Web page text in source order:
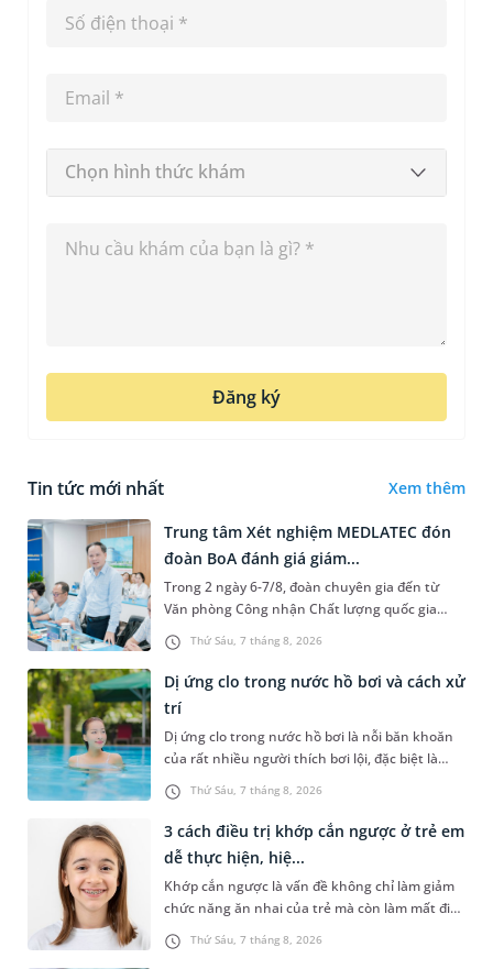
Chọn hình thức khám
Đăng ký
Tin tức mới nhất Xem thêm
Thứ Sáu, 7 tháng 8, 2026
Trung tâm Xét nghiệm MEDLATEC đón
đoàn BoA đánh giá giám...
Trong 2 ngày 6-7/8, đoàn chuyên gia đến từ
Văn phòng Công nhận Chất lượng quốc gia
(BoA) đã ghi nhận và đánh giá cao nỗ lực duy trì
hệ thống quản lý chất lượ...
Thứ Sáu, 7 tháng 8, 2026
Dị ứng clo trong nước hồ bơi và cách xử
trí
Dị ứng clo trong nước hồ bơi là nỗi băn khoăn
của rất nhiều người thích bơi lội, đặc biệt là
những trường hợp thường xuyên bơi ở những
hồ bơi nhân tạo. Bài v...
Thứ Sáu, 7 tháng 8, 2026
3 cách điều trị khớp cắn ngược ở trẻ em
dễ thực hiện, hiệ...
Khớp cắn ngược là vấn đề không chỉ làm giảm
chức năng ăn nhai của trẻ mà còn làm mất đi
sự cân đối của khuôn mặt. Do đó, cần khắc
phục sớm tình trạng này để...